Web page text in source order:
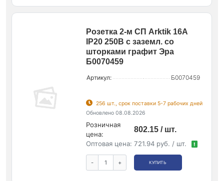
Розетка 2-м СП Arktik 16А
IP20 250В с заземл. со
шторками графит Эра
Б0070459
Артикул: Б0070459
256 шт., срок поставки 5-7 рабочих дней
Обновлено 08.08.2026
Розничная
цена:
802.15 / шт.
Оптовая цена: 721.94 руб. / шт. !
- + КУПИТЬ